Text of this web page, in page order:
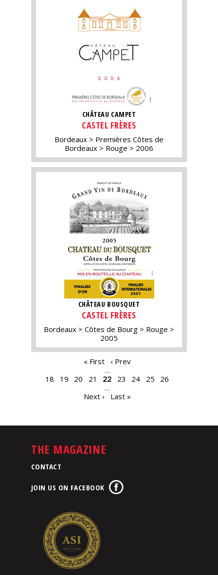
CHÂTEAU CAMPET
CASTEL FRÈRES
Bordeaux
Premières Côtes de
Bordeaux
Rouge 2006
CHÂTEAU BOUSQUET
CASTEL FRÈRES
Bordeaux Côtes de Bourg
Rouge
2005
« First
‹ Prev
…
18
19 20 21 22 23 24 25
26
…
Next ›
Last »
THE MAGAZINE
CONTACT
JOIN US ON FACEBOOK